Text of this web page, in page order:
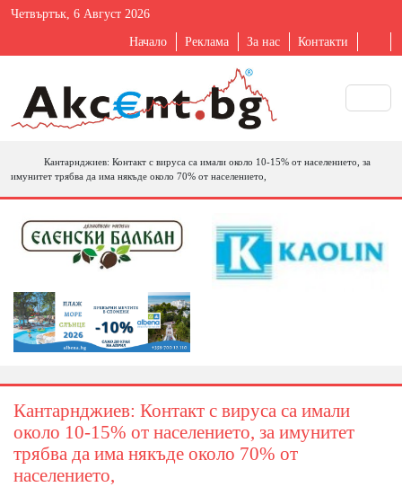
Четвъртък, 6 Август 2026
Начало Реклама За нас Контакти
Кантарнджиев: Контакт с вируса са имали около 10-15% от населението, за
имунитет трябва да има някъде около 70% от населението,
Кантарнджиев: Контакт с вируса са имали
около 10-15% от населението, за имунитет
трябва да има някъде около 70% от
населението,